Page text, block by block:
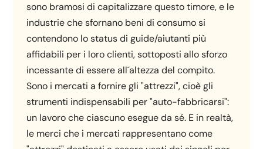
sono bramosi di capitalizzare questo timore, e le
industrie che sfornano beni di consumo si
contendono lo status di guide/aiutanti più
affidabili per i loro clienti, sottoposti allo sforzo
incessante di essere all´altezza del compito.
Sono i mercati a fornire gli "attrezzi", cioè gli
strumenti indispensabili per "auto-fabbricarsi":
un lavoro che ciascuno esegue da sé. E in realtà,
le merci che i mercati rappresentano come